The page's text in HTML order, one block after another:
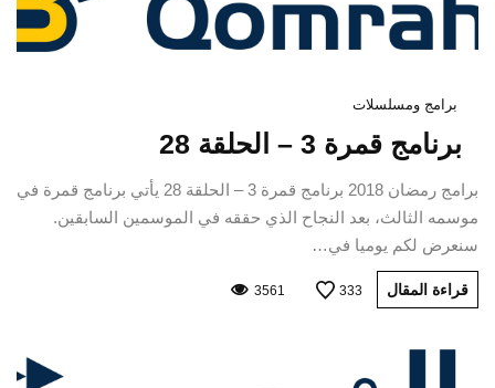
برامج ومسلسلات
برنامج قمرة 3 – الحلقة 28
برامج رمضان 2018 برنامج قمرة 3 – الحلقة 28 يأتي برنامج قمرة في
موسمه الثالث، بعد النجاح الذي حققه في الموسمين السابقين.
سنعرض لكم يوميا في…
قراءة المقال 333
3561